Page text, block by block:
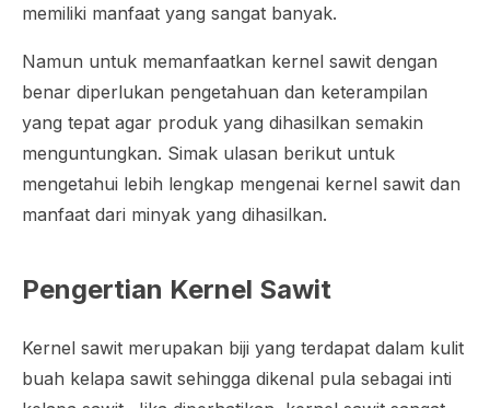
memiliki manfaat yang sangat banyak.
Namun untuk memanfaatkan kernel sawit dengan
benar diperlukan pengetahuan dan keterampilan
yang tepat agar produk yang dihasilkan semakin
menguntungkan. Simak ulasan berikut untuk
mengetahui lebih lengkap mengenai kernel sawit dan
manfaat dari minyak yang dihasilkan.
Pengertian Kernel Sawit
Kernel sawit merupakan biji yang terdapat dalam kulit
buah kelapa sawit sehingga dikenal pula sebagai inti